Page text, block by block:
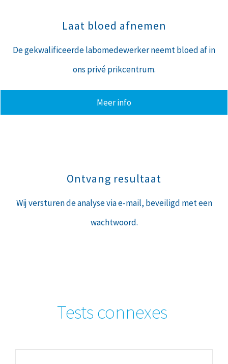
Laat bloed afnemen
De gekwalificeerde labomedewerker neemt bloed af in
ons privé prikcentrum.
Meer info
Ontvang resultaat
Wij versturen de analyse via e-mail, beveiligd met een
wachtwoord.
Tests connexes